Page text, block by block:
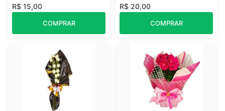
R$ 15,00
COMPRAR
R$ 20,00
COMPRAR